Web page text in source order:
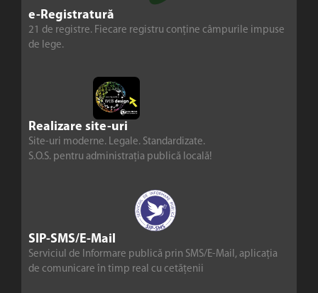
e-Registratură
21 de registre. Fiecare registru conține câmpurile impuse
de lege.
Realizare site-uri
Site-uri moderne. Legale. Standardizate.
S.O.S. pentru administrația publică locală!
SIP-SMS/E-Mail
Serviciul de Informare publică prin SMS/E-Mail, aplicația
de comunicare în timp real cu cetățenii